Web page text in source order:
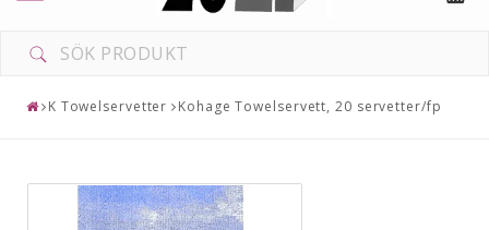
K Towelservetter Kohage Towelservett, 20 servetter/fp